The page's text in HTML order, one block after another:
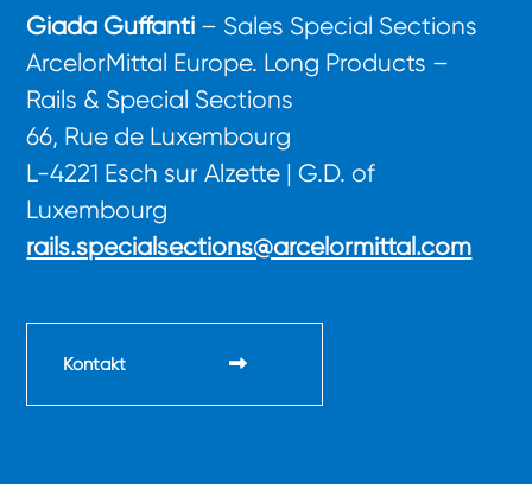
Giada Guffanti – Sales Special Sections
ArcelorMittal Europe. Long Products –
Rails & Special Sections
66, Rue de Luxembourg
L-4221 Esch sur Alzette | G.D. of
Luxembourg
rails.specialsections@arcelormittal.com
Kontakt